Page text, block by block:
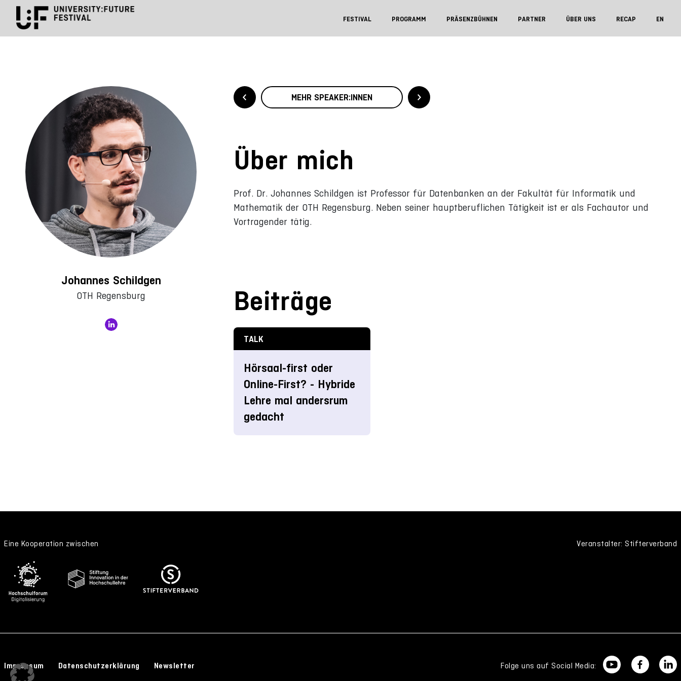
FESTIVAL PROGRAMM PRÄSENZBÜHNEN PARTNER ÜBER UNS RECAP EN
Johannes Schildgen
OTH Regensburg
MEHR SPEAKER:INNEN
Über mich
Prof. Dr. Johannes Schildgen ist Professor für Datenbanken an der Fakultät für Informatik und
Mathematik der OTH Regensburg. Neben seiner hauptberuflichen Tätigkeit ist er als Fachautor und
Vortragender tätig.
Beiträge
TALK
Hörsaal-first oder
Online-First? - Hybride
Lehre mal andersrum
gedacht
Eine Kooperation zwischen Veranstalter: Stifterverband
Impressum Datenschutzerklärung Newsletter Folge uns auf Social Media: